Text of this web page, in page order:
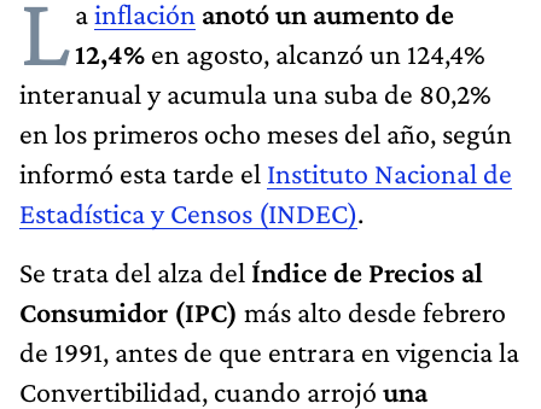
Lainflación anotó un aumento de
12,4% en agosto, alcanzó un 124,4%
interanual y acumula una suba de 80,2%
en los primeros ocho meses del año, según
informó esta tarde el Instituto Nacional de
Estadística y Censos (INDEC).
Se trata del alza del Índice de Precios al
Consumidor (IPC) más alto desde febrero
de 1991, antes de que entrara en vigencia la
Convertibilidad, cuando arrojó una